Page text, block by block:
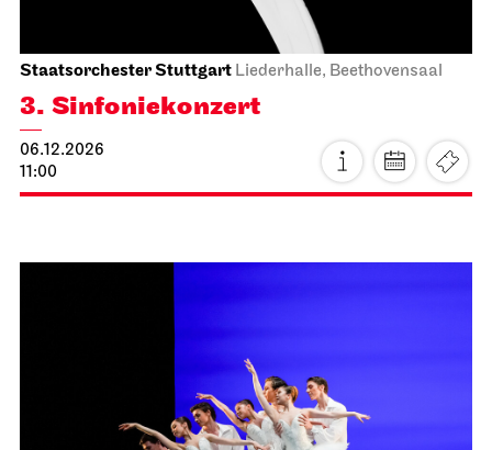
Kammertheater
Spoken Arts Festival 2026
Vier Schwestern; fernes Wien,
fremde Welt.
17.11.2026
19:30